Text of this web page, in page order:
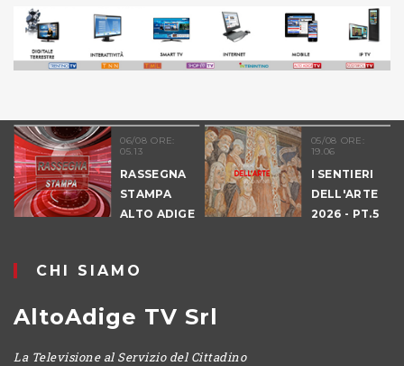
06/08 ORE:
05.13
RASSEGNA
STAMPA
ALTO ADIGE
05/08 ORE:
19.06
I SENTIERI
DELL'ARTE
2026 - PT.5
CHI SIAMO
AltoAdige TV Srl
La Televisione al Servizio del Cittadino